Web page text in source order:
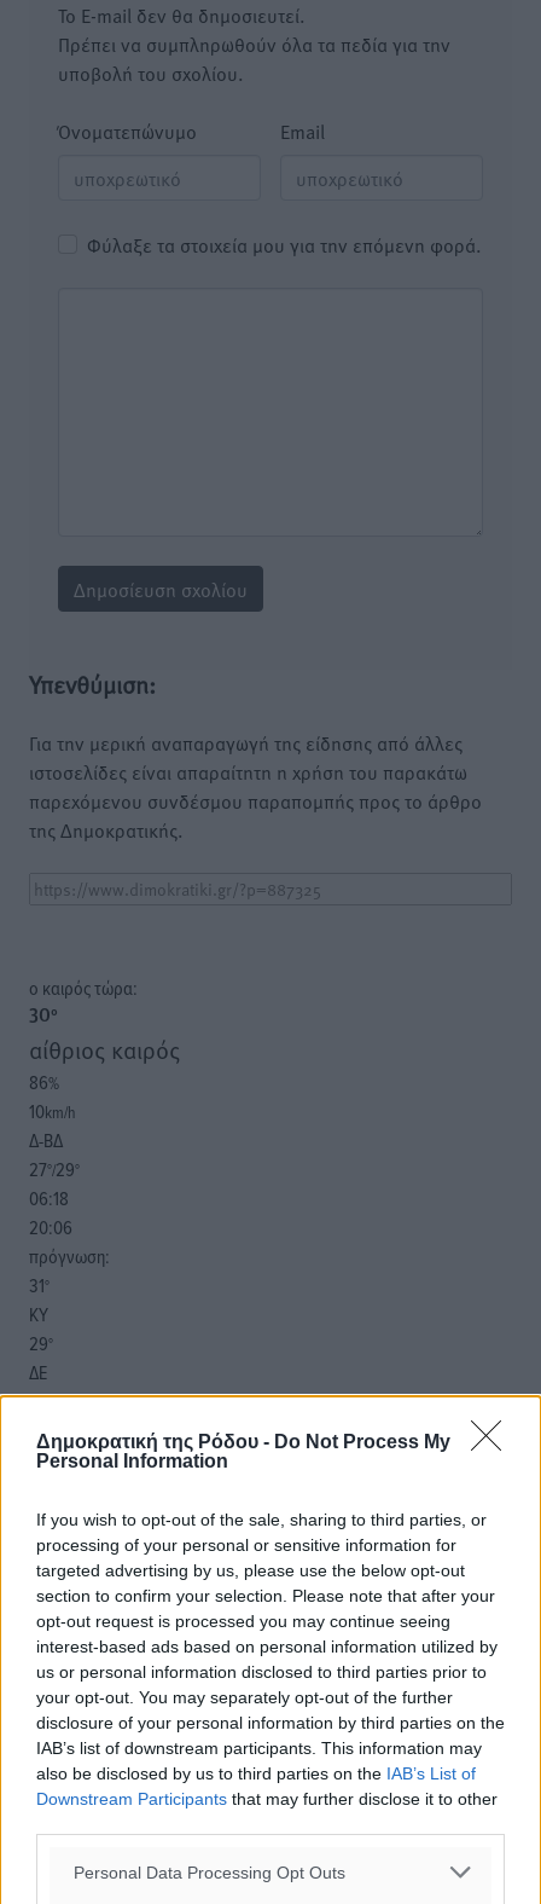
Δημοκρατική της Ρόδου - Do Not Process My
Personal Information
If you wish to opt-out of the sale, sharing to third parties, or
processing of your personal or sensitive information for
targeted advertising by us, please use the below opt-out
section to confirm your selection. Please note that after your
opt-out request is processed you may continue seeing
interest-based ads based on personal information utilized by
us or personal information disclosed to third parties prior to
your opt-out. You may separately opt-out of the further
disclosure of your personal information by third parties on the
IAB’s list of downstream participants. This information may
also be disclosed by us to third parties on the IAB’s List of
Downstream Participants that may further disclose it to other
Personal Data Processing Opt Outs
Το E-mail δεν θα δημοσιευτεί.
Πρέπει να συμπληρωθούν όλα τα πεδία για την
υποβολή του σχολίου.
Όνοματεπώνυμο Email
Φύλαξε τα στοιχεία μου για την επόμενη φορά.
Υπενθύμιση:
Για την μερική αναπαραγωγή της είδησης από άλλες
ιστοσελίδες είναι απαραίτητη η χρήση του παρακάτω
παρεχόμενου συνδέσμου παραπομπής προς το άρθρο
της Δημοκρατικής.
o καιρός τώρα:
30°
αίθριος καιρός
86%
10km/h
Δ-ΒΔ
27°/29°
06:18
20:06
πρόγνωση:
31°
ΚΥ
29°
ΔΕ
30°
ΤΡ
29°